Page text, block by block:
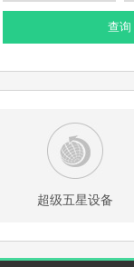
查询
超级五星设备